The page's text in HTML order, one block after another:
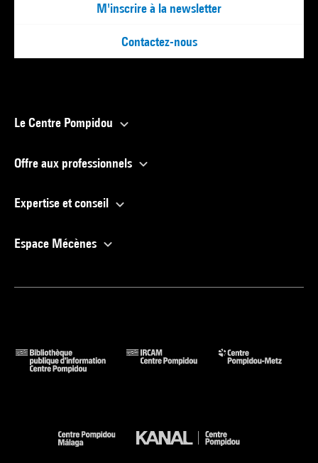
M'inscrire à la newsletter
Contactez-nous
Le Centre Pompidou
Offre aux professionnels
Expertise et conseil
Espace Mécènes